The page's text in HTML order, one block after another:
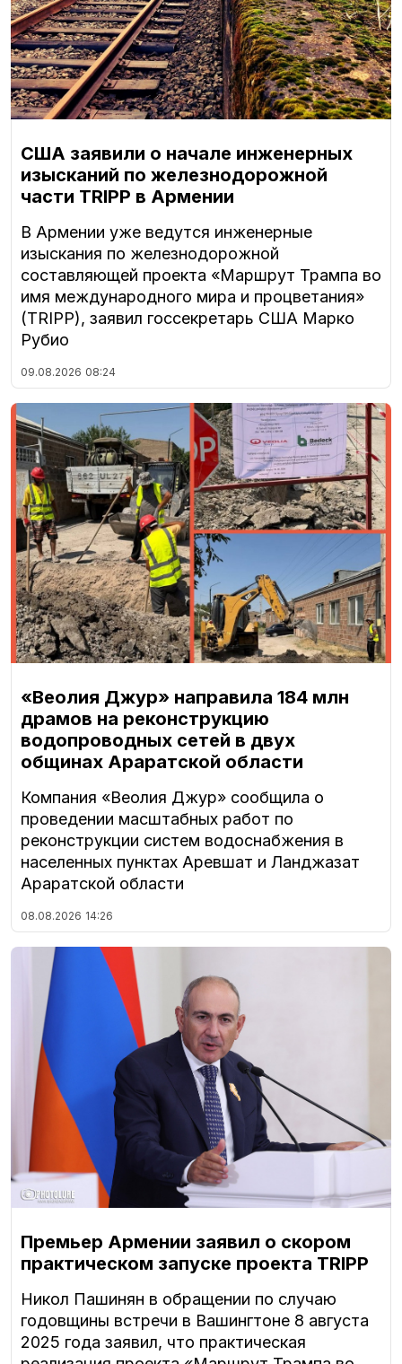
США заявили о начале инженерных
изысканий по железнодорожной
части TRIPP в Армении
В Армении уже ведутся инженерные
изыскания по железнодорожной
составляющей проекта «Маршрут Трампа во
имя международного мира и процветания»
(TRIPP), заявил госсекретарь США Марко
Рубио
09.08.2026 08:24
«Веолия Джур» направила 184 млн
драмов на реконструкцию
водопроводных сетей в двух
общинах Араратской области
Компания «Веолия Джур» сообщила о
проведении масштабных работ по
реконструкции систем водоснабжения в
населенных пунктах Аревшат и Ланджазат
Араратской области
08.08.2026 14:26
Премьер Армении заявил о скором
практическом запуске проекта TRIPP
Никол Пашинян в обращении по случаю
годовщины встречи в Вашингтоне 8 августа
2025 года заявил, что практическая